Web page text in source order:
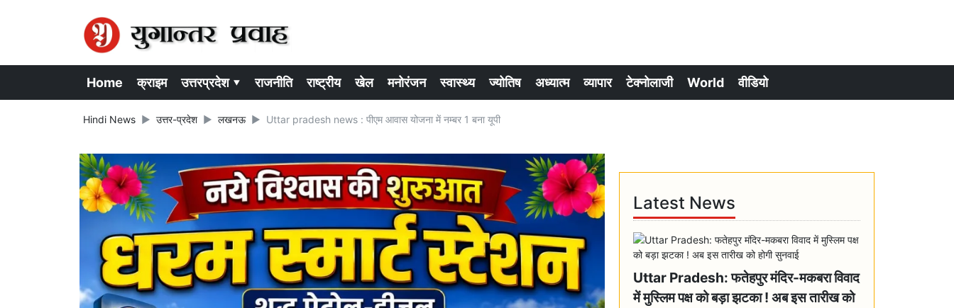
Home क्राइम उत्तरप्रदेश ▾ राजनीति राष्ट्रीय खेल मनोरंजन स्वास्थ्य ज्योतिष अध्यात्म व्यापार टेक्नोलाजी World वीडियो
Hindi News उत्तर-प्रदेश लखनऊ Uttar pradesh news : पीएम आवास योजना में नम्बर 1 बना यूपी
Latest News
Uttar Pradesh: फतेहपुर मंदिर-मकबरा विवाद
में मुस्लिम पक्ष को बड़ा झटका ! अब इस तारीख को